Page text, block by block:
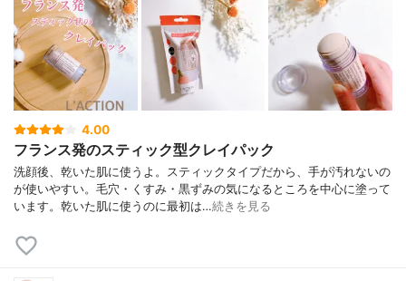
4.00
フランス発のスティック型クレイパック
洗顔後、乾いた肌に使うよ。スティックタイプだから、手が汚れないの
が使いやすい。毛穴・くすみ・黒ずみの気になるところを中心に塗って
います。乾いた肌に使うのに最初は…続きを見る